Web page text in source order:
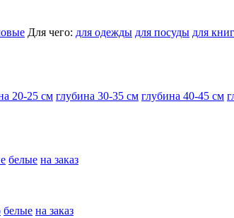
Для чего: для одежды для посуды для книг
20-25 см глубина 30-35 см глубина 40-45 см
белые на заказ
белые на заказ